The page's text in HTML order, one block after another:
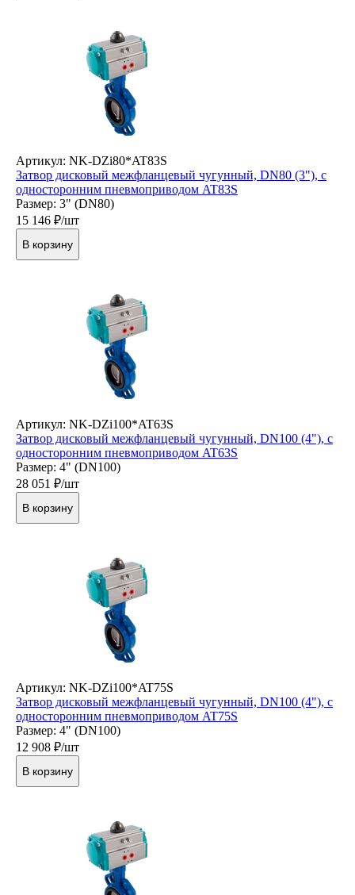
Артикул: NK-DZi80*AT83S
Затвор дисковый межфланцевый чугунный, DN80 (3"), с
односторонним пневмоприводом AT83S
Размер: 3" (DN80)
15 146 ₽/шт
В корзину
Артикул: NK-DZi100*AT63S
Затвор дисковый межфланцевый чугунный, DN100 (4"), с
односторонним пневмоприводом AT63S
Размер: 4" (DN100)
28 051 ₽/шт
В корзину
Артикул: NK-DZi100*AT75S
Затвор дисковый межфланцевый чугунный, DN100 (4"), с
односторонним пневмоприводом AT75S
Размер: 4" (DN100)
12 908 ₽/шт
В корзину